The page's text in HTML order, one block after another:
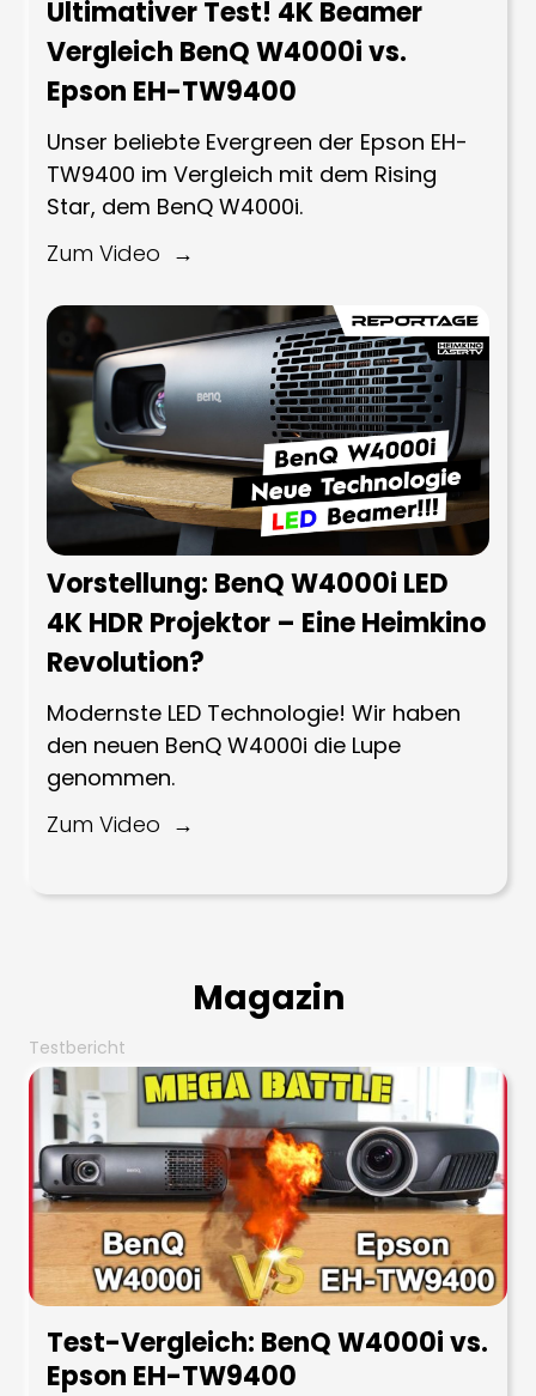
Ultimativer Test! 4K Beamer
Vergleich BenQ W4000i vs.
Epson EH-TW9400
Unser beliebte Evergreen der Epson EH-
TW9400 im Vergleich mit dem Rising
Star, dem BenQ W4000i.
Zum Video
Vorstellung: BenQ W4000i LED
4K HDR Projektor – Eine Heimkino
Revolution?
Modernste LED Technologie! Wir haben
den neuen BenQ W4000i die Lupe
genommen.
Zum Video
Magazin
Testbericht
Test-Vergleich: BenQ W4000i vs.
Epson EH-TW9400